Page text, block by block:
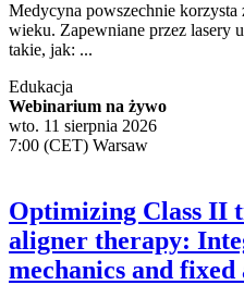
Medycyna powszechnie korzysta
wieku. Zapewniane przez lasery
takie, jak: ...
Edukacja
Webinarium na żywo
wto. 11 sierpnia 2026
7:00 (CET) Warsaw
Optimizing Class II
aligner therapy:
mechanics and